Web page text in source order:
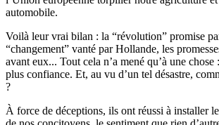
automobile.
Voilà leur vrai bilan : la “révolution” promise
“changement” vanté par Hollande, les
avant eux... Tout cela n’a mené qu’à une chose
plus confiance. Et, au vu d’un tel désastre,
?
À force de déceptions, ils ont réussi à installer